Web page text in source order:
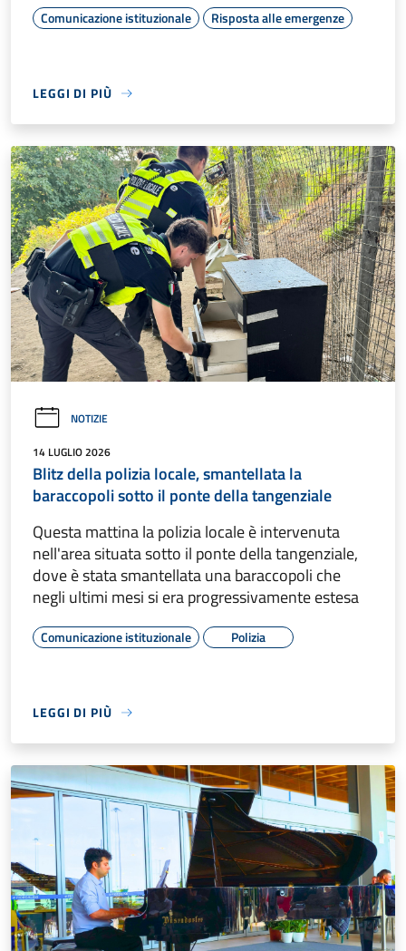
Comunicazione istituzionale Risposta alle emergenze
LEGGI DI PIÙ
NOTIZIE
14 LUGLIO 2026
Blitz della polizia locale, smantellata la
baraccopoli sotto il ponte della tangenziale
Questa mattina la polizia locale è intervenuta
nell'area situata sotto il ponte della tangenziale,
dove è stata smantellata una baraccopoli che
negli ultimi mesi si era progressivamente estesa
Comunicazione istituzionale Polizia
LEGGI DI PIÙ